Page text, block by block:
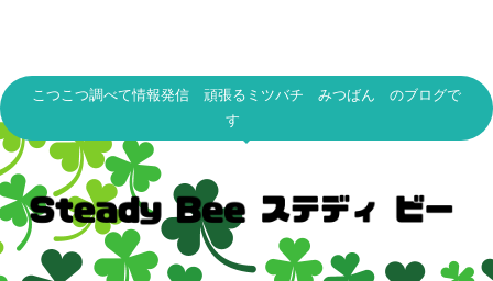
こつこつ調べて情報発信 頑張るミツバチ みつばん のブログで
す